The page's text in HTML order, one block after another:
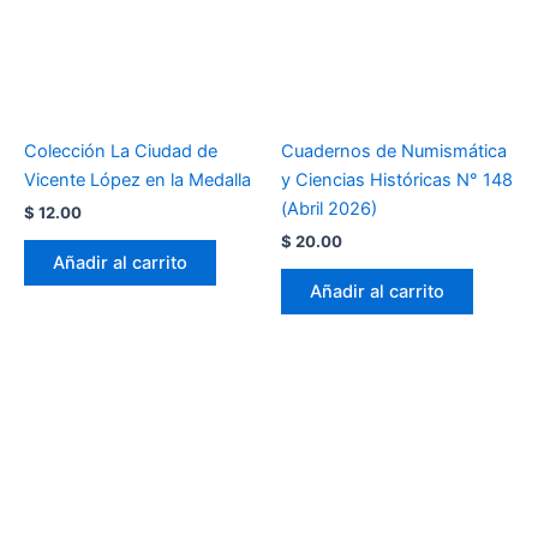
Colección La Ciudad de
Vicente López en la Medalla
$ 12.00
Añadir al carrito
Cuadernos de Numismática
y Ciencias Históricas N° 148
(Abril 2026)
$ 20.00
Añadir al carrito